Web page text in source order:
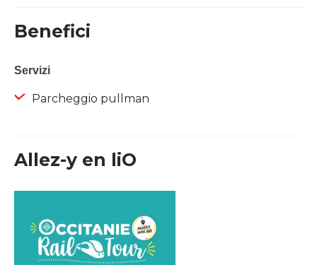
Benefici
Servizi
Parcheggio pullman
Allez-y en liO